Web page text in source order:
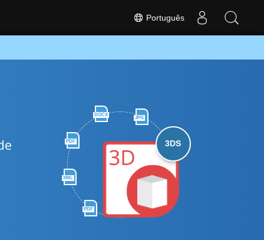
Português
DOCX
JPG
PDF
XML
PDF
3DS